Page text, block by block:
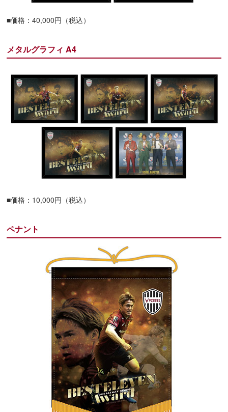
■価格：40,000円（税込）
メタルグラフィ A4
■価格：10,000円（税込）
ペナント